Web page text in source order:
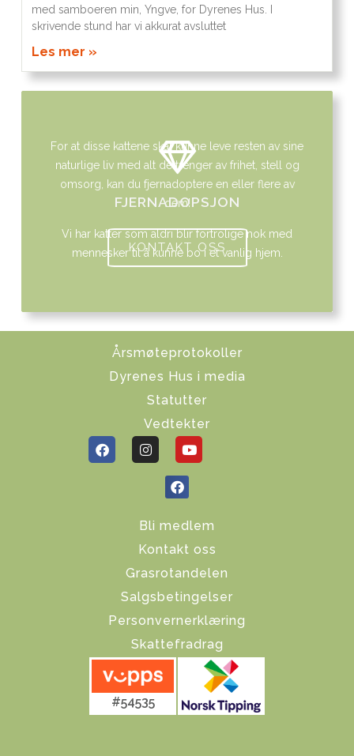
med samboeren min, Yngve, for Dyrenes Hus. I
skrivende stund har vi akkurat avsluttet
Les mer »
FJERNADOPSJON
Vi har katter som aldri blir fortrolige nok med
mennesker til å kunne bo i et vanlig hjem.
For at disse kattene skal kunne leve resten av sine
naturlige liv med alt de trenger av frihet, stell og
omsorg, kan du fjernadoptere en eller flere av
dem!
KONTAKT OSS
Årsmøteprotokoller
Dyrenes Hus i media
Statutter
Vedtekter
Bli medlem
Kontakt oss
Grasrotandelen
Salgsbetingelser
Personvernerklæring
Skattefradrag
#54535